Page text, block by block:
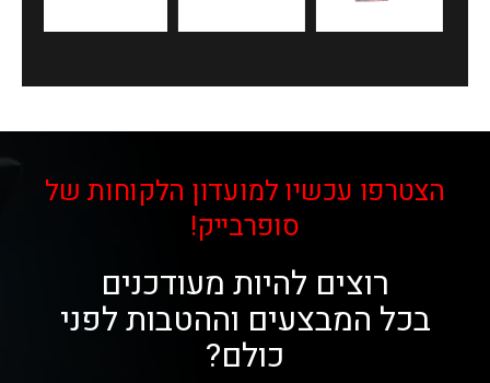
הצטרפו עכשיו למועדון הלקוחות של
סופרבייק!
רוצים להיות מעודכנים
בכל המבצעים וההטבות לפני
כולם?